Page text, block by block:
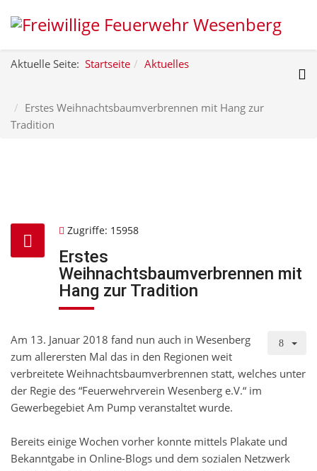
Aktuelle Seite: Startseite Aktuelles
Erstes Weihnachtsbaumverbrennen mit Hang zur
Tradition
Zugriffe: 15958
Erstes
Weihnachtsbaumverbrennen mit
Hang zur Tradition
Am 13. Januar 2018 fand nun auch in Wesenberg
zum allerersten Mal das in den Regionen weit
verbreitete Weihnachtsbaumverbrennen statt, welches unter
der Regie des “Feuerwehrverein Wesenberg e.V.“ im
Gewerbegebiet Am Pump veranstaltet wurde.
Bereits einige Wochen vorher konnte mittels Plakate und
Bekanntgabe in Online-Blogs und dem sozialen Netzwerk